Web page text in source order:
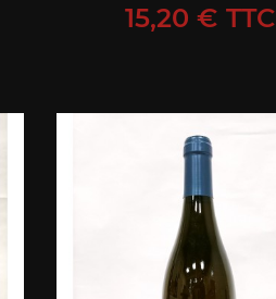
Prix
15,20 € TTC